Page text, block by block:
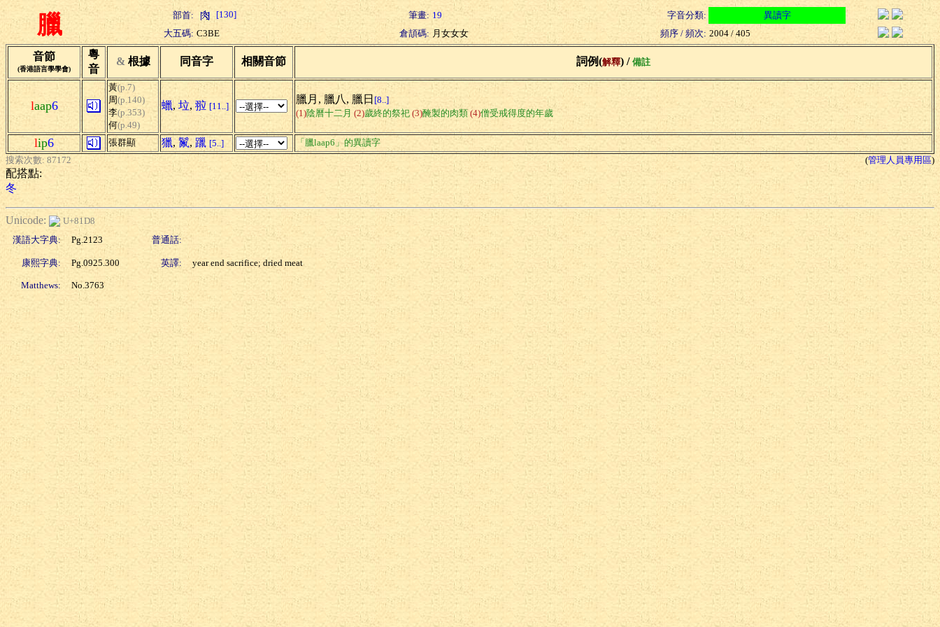
臘 部首: [130] 筆畫: 19 字音分類:
異讀字
大五碼: C3BE 倉頡碼: 月女女女 頻序 / 頻次: 2004 / 405
音節
(香港語言學學會)
粵
音
& 根據 同音字 相關音節 詞例(解釋) / 備註
laap6
黃(p.7)
周(p.140)
李(p.353)
何(p.49)
蠟, 垃, 翋 [11..]
臘月, 臘八, 臘日 [8..]
(1)陰曆十二月 (2)歲終的祭祀 (3)醃製的肉類 (4)僧受戒得度的年歲
lip6 張群顯 獵, 鬣, 躐 [5..]
「臘laap6」的異讀字
搜索次數: 87172
(管理人員專用區)
配搭點:
冬
Unicode:
U+81D8
漢語大字典:
Pg.2123 普通話:
康熙字典: Pg.0925.300 英譯: year end sacrifice; dried meat
Matthews: No.3763